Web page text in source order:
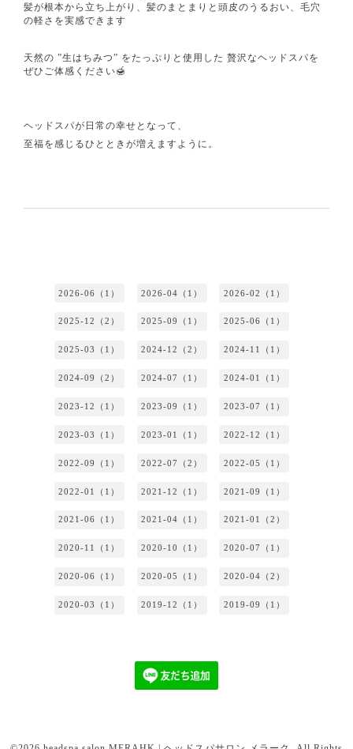
髪が根本から立ち上がり、髪のまとまりと頭皮のうるおい、毛穴
の軽さを実感できます
天然の ”生はちみつ” をたっぷりと使用した 贅沢なヘッドスパを
ぜひご体感ください🍯
ヘッドスパが日常の幸せとなって、
至福を感じるひとときが増えますように。
2026-06（1） 2026-04（1） 2026-02（1）
2025-12（2） 2025-09（1） 2025-06（1）
2025-03（1） 2024-12（2） 2024-11（1）
2024-09（2） 2024-07（1） 2024-01（1）
2023-12（1） 2023-09（1） 2023-07（1）
2023-03（1） 2023-01（1） 2022-12（1）
2022-09（1） 2022-07（2） 2022-05（1）
2022-01（1） 2021-12（1） 2021-09（1）
2021-06（1） 2021-04（1） 2021-01（2）
2020-11（1） 2020-10（1） 2020-07（1）
2020-06（1） 2020-05（1） 2020-04（2）
2020-03（1） 2019-12（1） 2019-09（1）